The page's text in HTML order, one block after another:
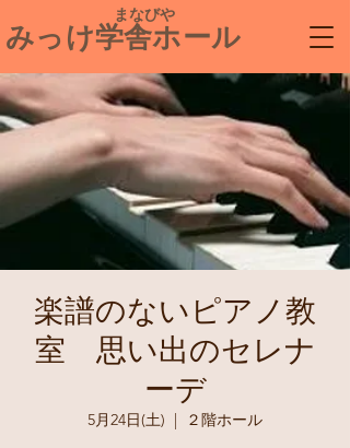
​ まなびや
みっけ学舎ホール
楽譜のないピアノ教
室 思い出のセレナ
ーデ
5月24日(土)
  |
２階ホール